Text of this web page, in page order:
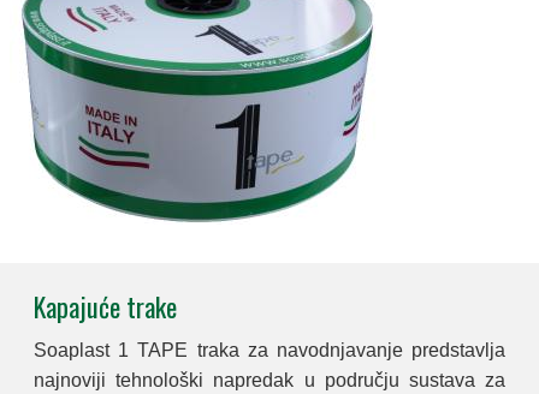
Kapajuće trake
Soaplast 1 TAPE traka za navodnjavanje predstavlja
najnoviji tehnološki napredak u području sustava za